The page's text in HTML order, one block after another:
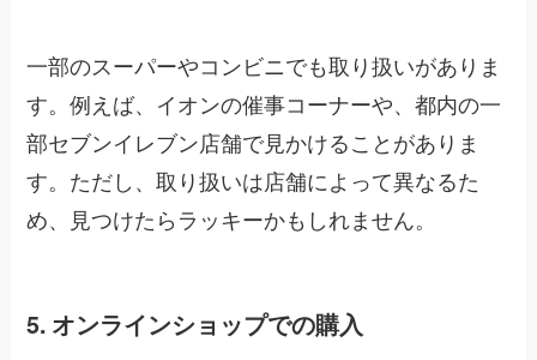
一部のスーパーやコンビニでも取り扱いがありま
す。例えば、イオンの催事コーナーや、都内の一
部セブンイレブン店舗で見かけることがありま
す。ただし、取り扱いは店舗によって異なるた
め、見つけたらラッキーかもしれません。
5. オンラインショップでの購入